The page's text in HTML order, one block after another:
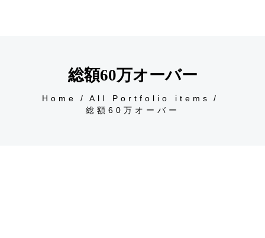
総額60万オーバー
Home
All Portfolio items
総額60万オーバー